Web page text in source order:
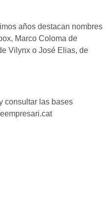
años destacan nombres
Marco Coloma de
Vilynx o José Elias, de
consultar las bases